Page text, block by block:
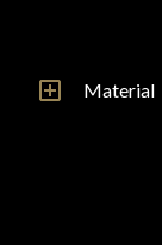
Material